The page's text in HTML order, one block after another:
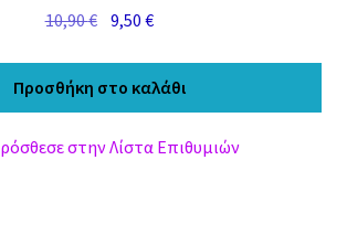
10,90€ Original
10,90 €.
9,50€Η
είναι:
Προσθήκη στο καλάθι
στην Λίστα Επιθυμιών